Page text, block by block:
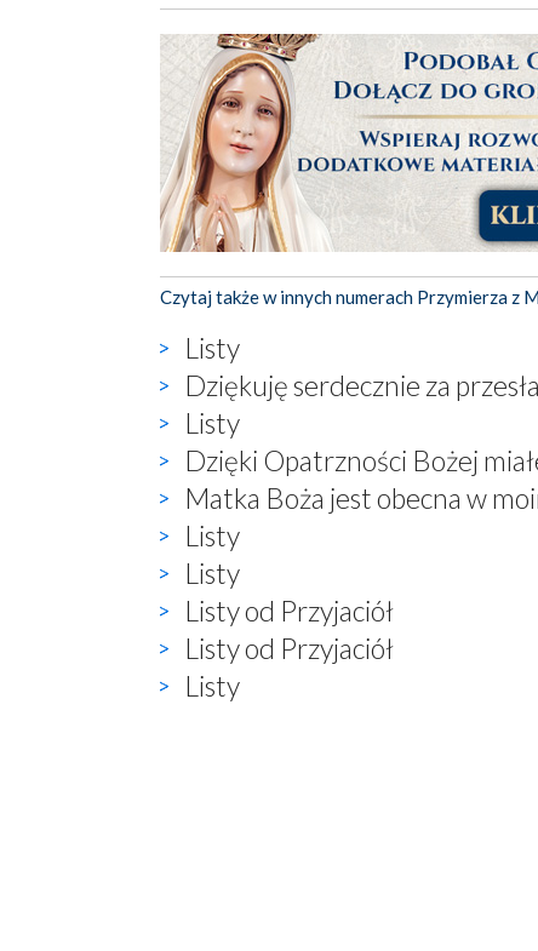
Czytaj także w innych numerach Przymierza z
Listy
Dziękuję serdecznie za
Listy
Dzięki Opatrzności Bożej
Matka Boża jest obecna w
Listy
Listy
Listy od Przyjaciół
Listy od Przyjaciół
Listy